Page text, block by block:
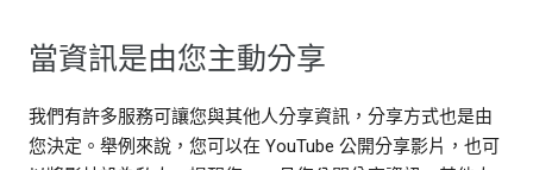
當資訊是由您主動分享
我們有許多服務可讓您與其他人分享資訊，分享方式也是由
您決定。舉例來說，您可以在 YouTube 公開分享影片，也可